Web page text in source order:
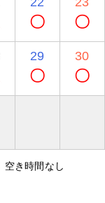
〇 〇
29
〇
30
〇
空き時間なし